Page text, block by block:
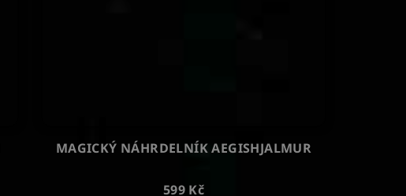
MAGICKÝ NÁHRDELNÍK AEGISHJALMUR
599 Kč